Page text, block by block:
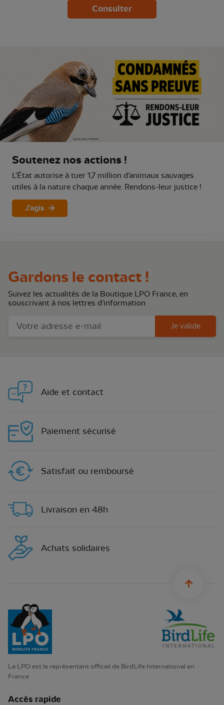
Consulter
Soutenez nos actions !
L’État autorise à tuer 1,7 million d’animaux sauvages
utiles à la nature chaque année. Rendons-leur justice !
J'agis
Gardons le contact !
Suivez les actualités de la Boutique LPO France, en
souscrivant à nos lettres d'information
Je valide
Aide et contact
Paiement sécurisé
Satisfait ou remboursé
Livraison en 48h
Achats solidaires
La LPO est le représentant officiel de BirdLife International en
France
Accès rapide